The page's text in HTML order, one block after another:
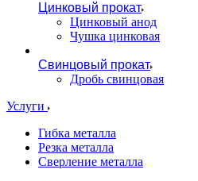
Цинковый прокат
Цинковый анод
Чушка цинковая
Свинцовый прокат
Дробь свинцовая
Услуги
Гибка металла
Резка металла
Сверление металла